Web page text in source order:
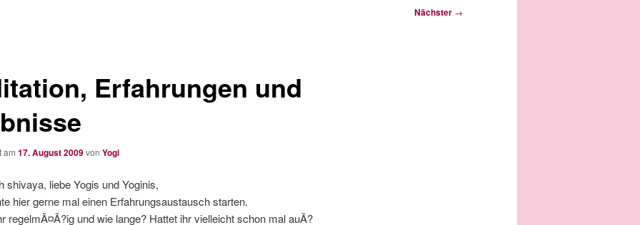
Nächster →
Erfahrungen und
am 17. August 2009von Yogi
shivaya, liebe Yogis und Yoginis,
hier gerne mal einen Erfahrungsaustausch starten.
regelmÃ¤Ã?ig und wie lange? Hattet ihr vielleicht schon mal auÃ?